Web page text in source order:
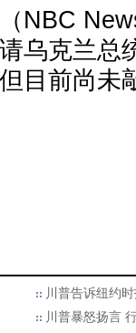
NBC
乌克兰总
目前尚未
川普告诉纽约
川普暴怒扬言